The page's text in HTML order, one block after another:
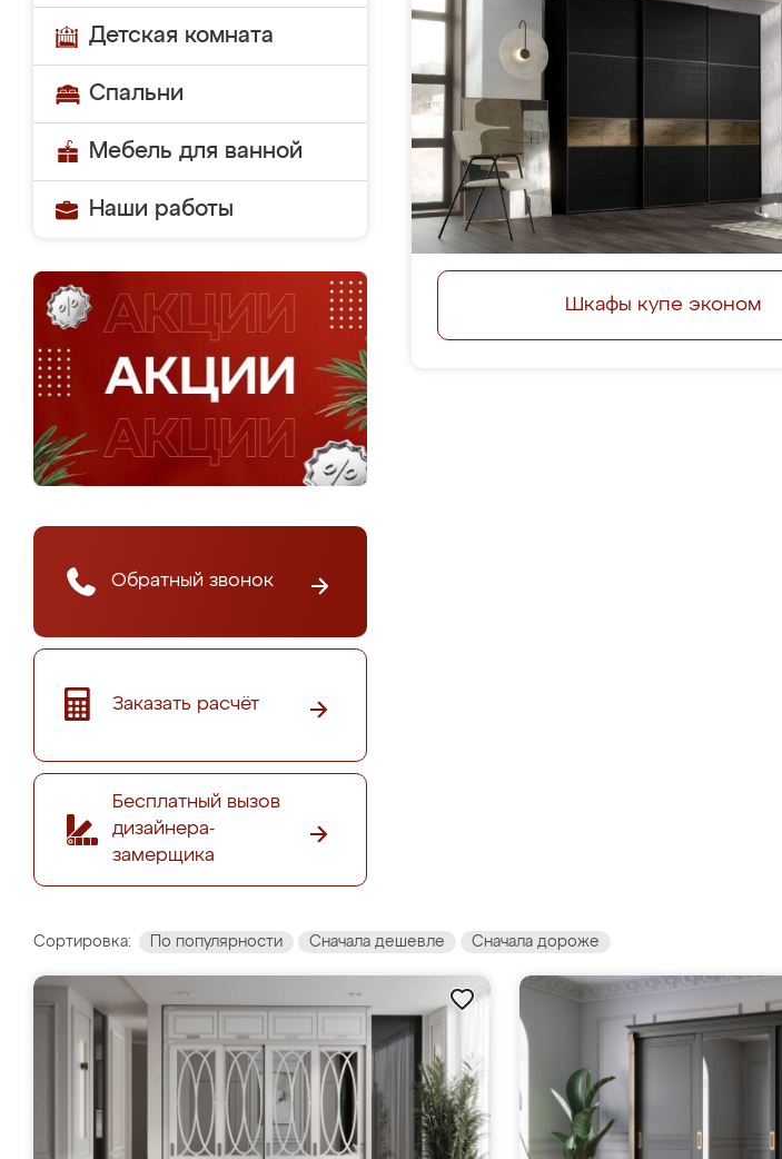
Детская комната
Спальни
Мебель для ванной
Наши работы
Обратный звонок
Заказать расчёт
Бесплатный вызов
дизайнера-
замерщика
Шкафы купе эконом
Сортировка: По популярности Сначала дешевле Сначала дороже